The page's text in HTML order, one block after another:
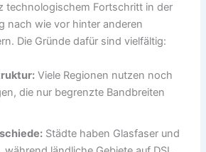
technologischem Fortschritt in der
nach wie vor hinter anderen
Die Gründe dafür sind vielfältig:
Viele Regionen nutzen noch
die nur begrenzte Bandbreiten
Städte haben Glasfaser und